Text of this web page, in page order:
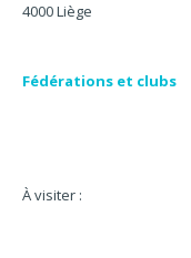
4000 Liège
Fédérations et clubs
À visiter :